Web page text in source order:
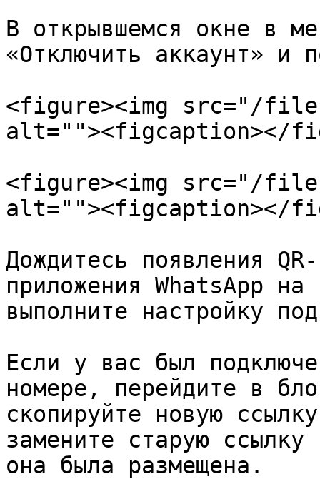
В открывшемся окне в
«Отключить аккаунт» и
<figure><img src="/files/
alt=""><figcaption></
<figure><img src="/files/
alt=""><figcaption></
Дождитесь появления
приложения WhatsApp
выполните настройку
Если у вас был
номере, перейдите в
скопируйте новую
замените старую
она была размещена.